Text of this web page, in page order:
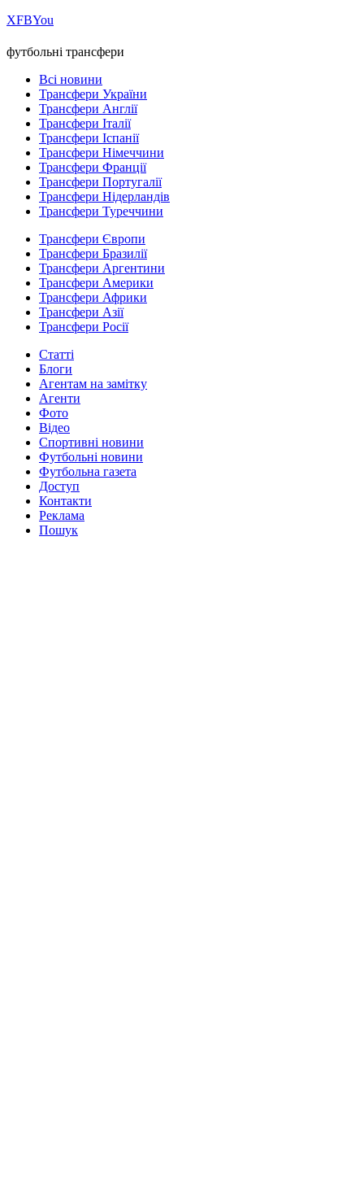
ХFBYou
футбольні трансфери
Всі новини
Трансфери України
Трансфери Англії
Трансфери Італії
Трансфери Іспанії
Трансфери Німеччини
Трансфери Франції
Трансфери Португалії
Трансфери Нідерландів
Трансфери Туреччини
Трансфери Європи
Трансфери Бразилії
Трансфери Аргентини
Трансфери Америки
Трансфери Африки
Трансфери Азії
Трансфери Росії
Статті
Блоги
Агентам на замітку
Агенти
Фото
Відео
Спортивні новини
Футбольні новини
Футбольна газета
Доступ
Контакти
Реклама
Пошук